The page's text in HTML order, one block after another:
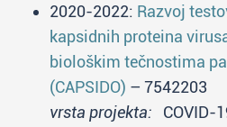
2020-2022: Razvoj
kapsidnih proteina
biološkim tečnostima
(CAPSIDO) – 7542203
vrsta projekta: COVID-